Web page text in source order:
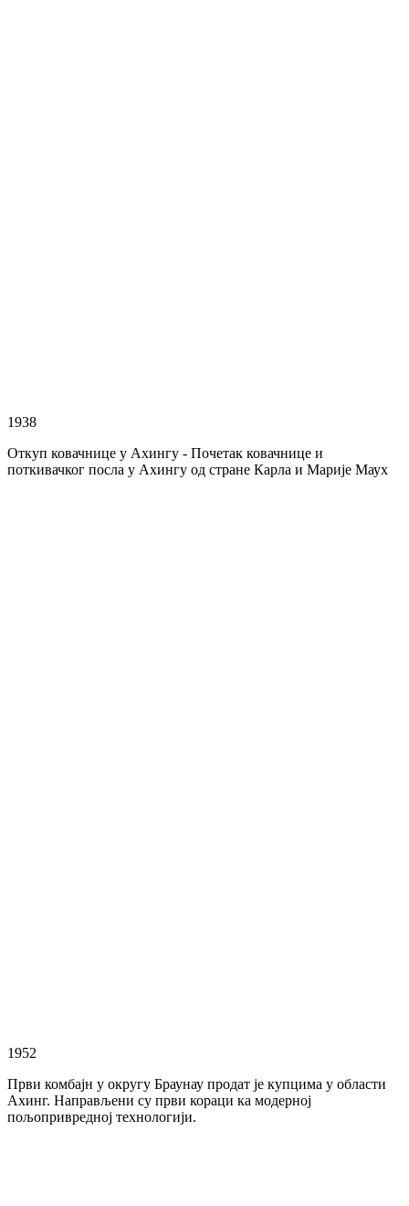
1938
Откуп ковачнице у Ахингу - Почетак ковачнице и
поткивачког посла у Ахингу од стране Карла и Марије Маух
1952
Први комбајн у округу Браунау продат је купцима у области
Ахинг. Направљени су први кораци ка модерној
пољопривредној технологији.